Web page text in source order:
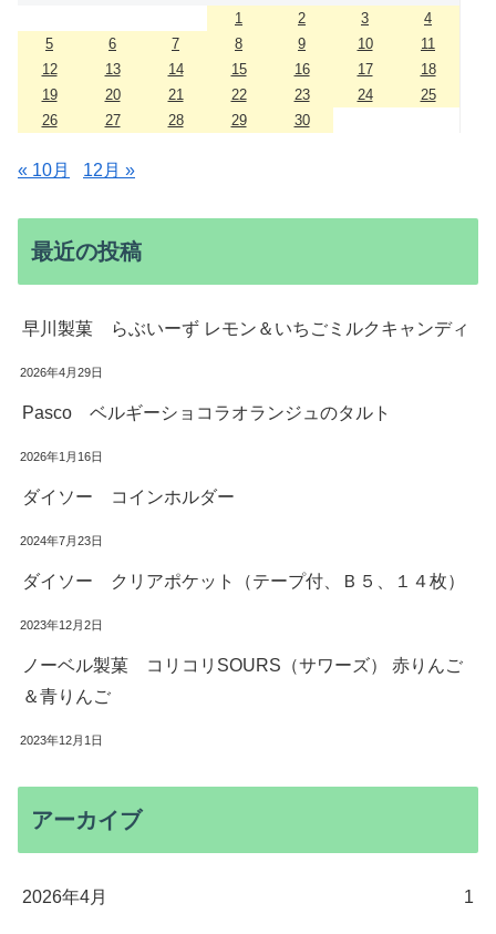
1
2 3
4
5
6 7 8 9 10
11
12
13 14 15 16 17
18
19
20 21 22 23 24
25
26
27 28 29 30
« 10月 12月 »
最近の投稿
早川製菓 らぶいーず レモン＆いちごミルクキャンディ
2026年4月29日
Pasco ベルギーショコラオランジュのタルト
2026年1月16日
ダイソー コインホルダー
2024年7月23日
ダイソー クリアポケット（テープ付、Ｂ５、１４枚）
2023年12月2日
ノーベル製菓 コリコリSOURS（サワーズ） 赤りんご
＆青りんご
2023年12月1日
アーカイブ
2026年4月 1